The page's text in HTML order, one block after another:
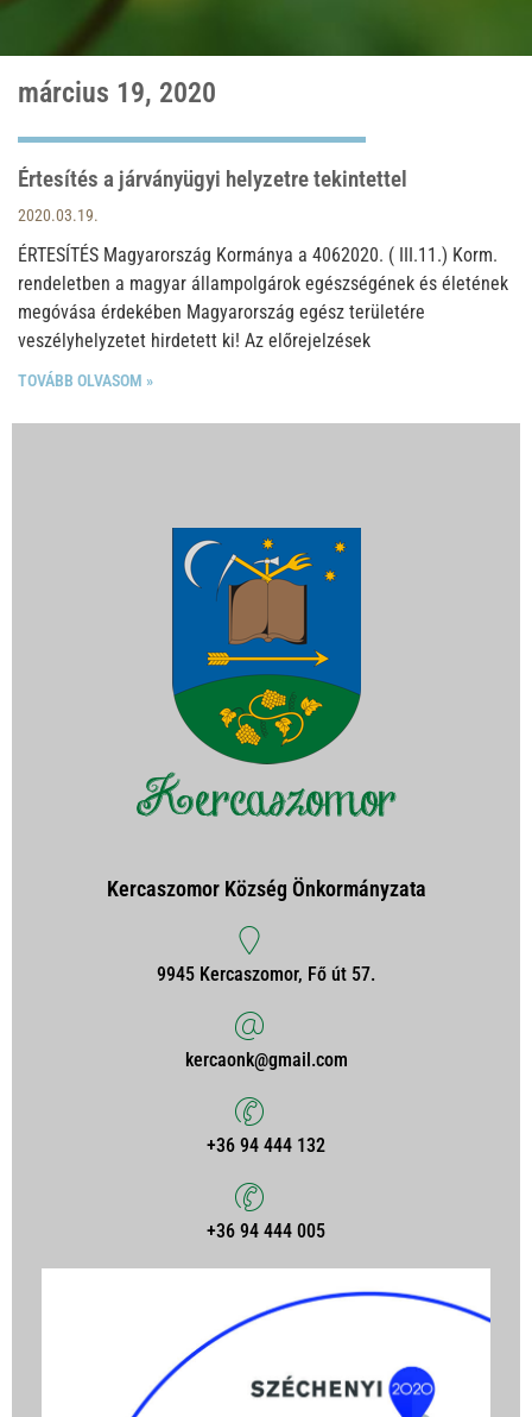
Kercaszomor Község Önkormányzata
9945 Kercaszomor, Fő út 57.
kercaonk@gmail.com
+36 94 444 132
+36 94 444 005
március 19, 2020
Értesítés a járványügyi helyzetre tekintettel
2020.03.19.
ÉRTESÍTÉS Magyarország Kormánya a 4062020. ( III.11.) Korm.
rendeletben a magyar állampolgárok egészségének és életének
megóvása érdekében Magyarország egész területére
veszélyhelyzetet hirdetett ki! Az előrejelzések
TOVÁBB OLVASOM »